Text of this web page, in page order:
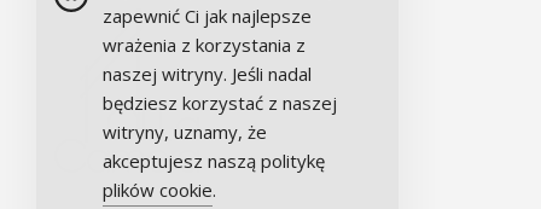
zapewnić Ci jak najlepsze
wrażenia z korzystania z
naszej witryny. Jeśli nadal
będziesz korzystać z naszej
witryny, uznamy, że
akceptujesz naszą politykę
plików cookie.